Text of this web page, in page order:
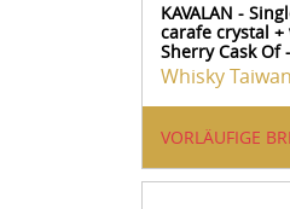
KAVALAN -
carafe crystal
Sherry Cask Of
Whisky
VORLÄUFIGE